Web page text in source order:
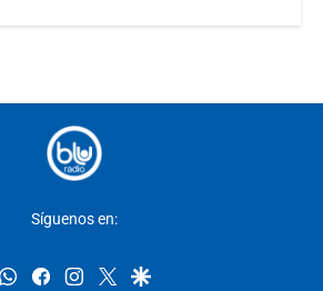
Síguenos en:
whatsappfacebookinstagram
twittergoogle